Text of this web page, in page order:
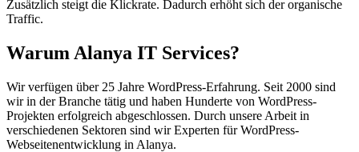
Zusätzlich steigt die Klickrate. Dadurch erhöht sich der organische
Traffic.
Warum Alanya IT Services?
Wir verfügen über 25 Jahre WordPress-Erfahrung. Seit 2000 sind
wir in der Branche tätig und haben Hunderte von WordPress-
Projekten erfolgreich abgeschlossen. Durch unsere Arbeit in
verschiedenen Sektoren sind wir Experten für WordPress-
Webseitenentwicklung in Alanya.